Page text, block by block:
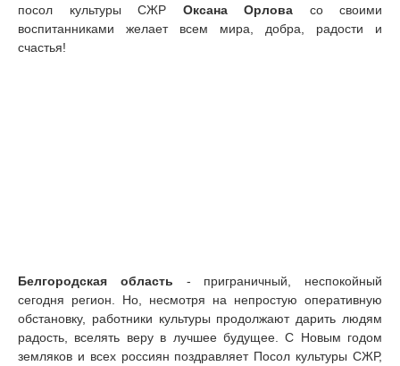
посол культуры СЖР Оксана Орлова со своими
воспитанниками желает всем мира, добра, радости и
счастья!
Белгородская область - приграничный, неспокойный
сегодня регион. Но, несмотря на непростую оперативную
обстановку, работники культуры продолжают дарить людям
радость, вселять веру в лучшее будущее. С Новым годом
земляков и всех россиян поздравляет Посол культуры СЖР,